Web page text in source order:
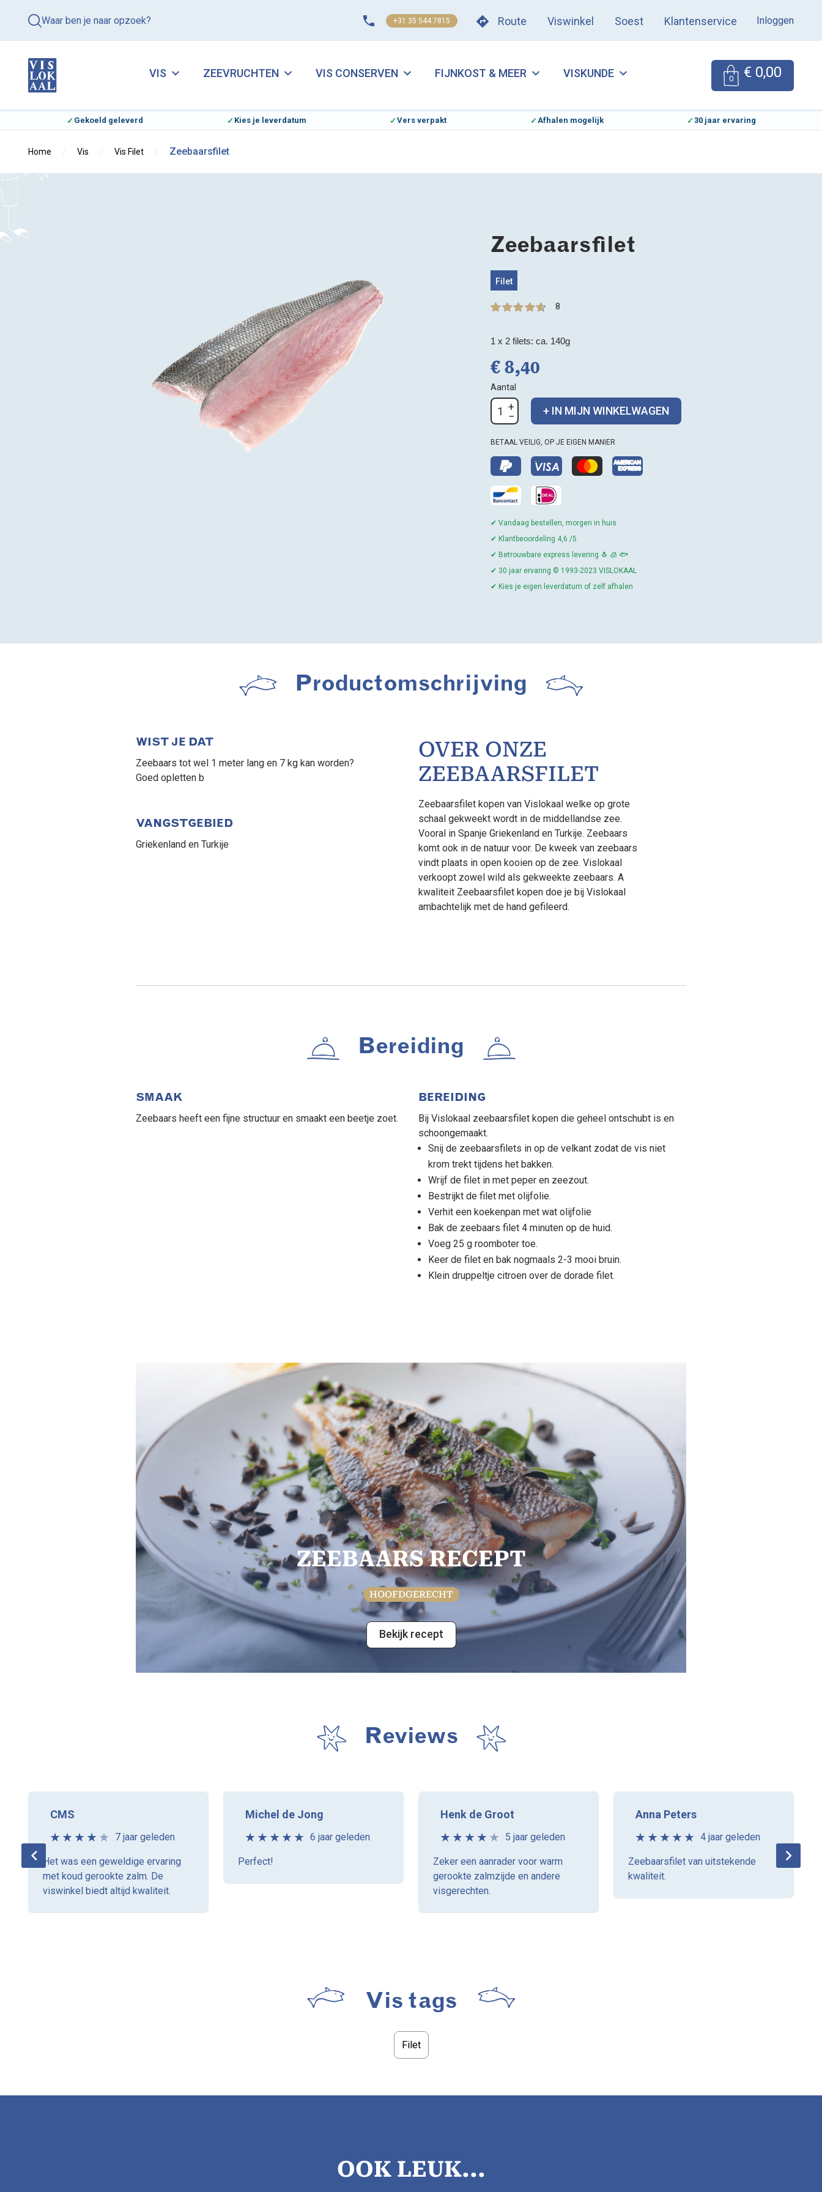
Waar ben je naar opzoek? +31 35 544 7815 Route Viswinkel Soest Klantenservice Inloggen
VIS ZEEVRUCHTEN VIS CONSERVEN FIJNKOST & MEER VISKUNDE 0 € 0,00
Gekoeld geleverd Kies je leverdatum Vers verpakt Afhalen mogelijk 30 jaar ervaring
Home Vis Vis Filet Zeebaarsfilet
Zeebaarsfilet
Filet
gebaseerd
waarderinge
n
8
1 x 2 filets: ca. 140g
€ 8,40
Aantal
Zeebaarsfilet
aantal
+ IN MIJN WINKELWAGEN
BETAAL VEILIG, OP JE EIGEN MANIER
✔ Vandaag bestellen, morgen in huis
✔ Klantbeoordeling 4,6 /5
✔ Betrouwbare express levering 🐧 🧊 🐟
✔ 30 jaar ervaring © 1993-2023 VISLOKAAL
✔ Kies je eigen leverdatum of zelf afhalen
Productomschrijving
WIST JE DAT
Zeebaars tot wel 1 meter lang en 7 kg kan worden?
Goed opletten b
VANGSTGEBIED
Griekenland en Turkije
OVER ONZE
ZEEBAARSFILET
Zeebaarsfilet kopen van Vislokaal welke op grote
schaal gekweekt wordt in de middellandse zee.
Vooral in Spanje Griekenland en Turkije. Zeebaars
komt ook in de natuur voor. De kweek van zeebaars
vindt plaats in open kooien op de zee. Vislokaal
verkoopt zowel wild als gekweekte zeebaars. A
kwaliteit Zeebaarsfilet kopen doe je bij Vislokaal
ambachtelijk met de hand gefileerd.
Bereiding
SMAAK
Zeebaars heeft een fijne structuur en smaakt een beetje zoet.
BEREIDING
Bij Vislokaal zeebaarsfilet kopen die geheel ontschubt is en
schoongemaakt.
Snij de zeebaarsfilets in op de velkant zodat de vis niet
krom trekt tijdens het bakken.
Wrijf de filet in met peper en zeezout.
Bestrijkt de filet met olijfolie.
Verhit een koekenpan met wat olijfolie
Bak de zeebaars filet 4 minuten op de huid.
Voeg 25 g roomboter toe.
Keer de filet en bak nogmaals 2-3 mooi bruin.
Klein druppeltje citroen over de dorade filet.
ZEEBAARS RECEPT
HOOFDGERECHT
Bekijk recept
Reviews
CMS
7 jaar geleden
Het was een geweldige ervaring
met koud gerookte zalm. De
viswinkel biedt altijd kwaliteit.
Michel de Jong
6 jaar geleden
Perfect!
Henk de Groot
5 jaar geleden
Zeker een aanrader voor warm
gerookte zalmzijde en andere
visgerechten.
Anna Peters
4 jaar geleden
Zeebaarsfilet van uitstekende
kwaliteit.
Vis tags
Filet
OOK LEUK...